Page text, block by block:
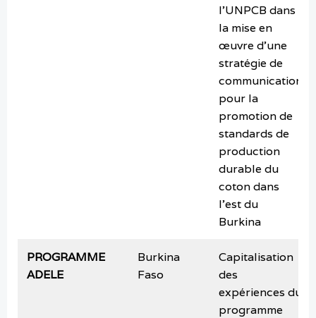
l’UNPCB dans
la mise en
œuvre d’une
stratégie de
communication
pour la
promotion de
standards de
production
durable du
coton dans
l’est du
Burkina
PROGRAMME
ADELE
Burkina
Faso
Capitalisation
des
expériences du
programme